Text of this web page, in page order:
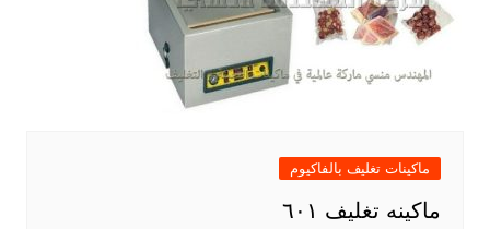
ماكينات تغليف بالفاكيوم
ماكينه تغليف ٦٠١